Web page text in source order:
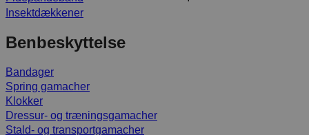
Insektdækkener
Benbeskyttelse
Bandager
Spring gamacher
Klokker
Dressur- og træningsgamacher
Stald- og transportgamacher